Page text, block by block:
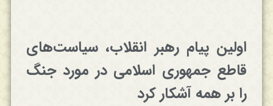
اولین پیام رهبر انقلاب، سیاست‌های
قاطع جمهوری اسلامی در مورد جنگ
را بر همه آشکار کرد